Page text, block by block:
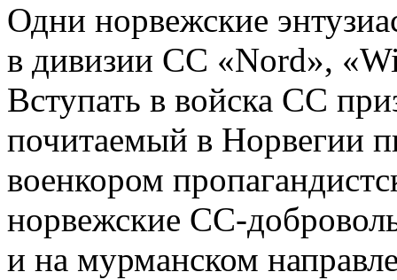
Одни норвежские
в дивизии СС «Nord»,
Вступать в войска СС
почитаемый в Норвегии
военкором
норвежские СС-
и на мурманском